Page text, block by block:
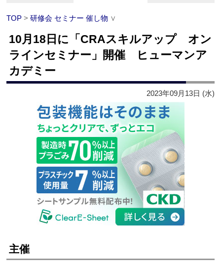
TOP >研修会 セミナー 催し物 ∨
10月18日に「CRAスキルアップ オン
ラインセミナー」開催 ヒューマンア
カデミー
2023年09月13日 (水)
主催